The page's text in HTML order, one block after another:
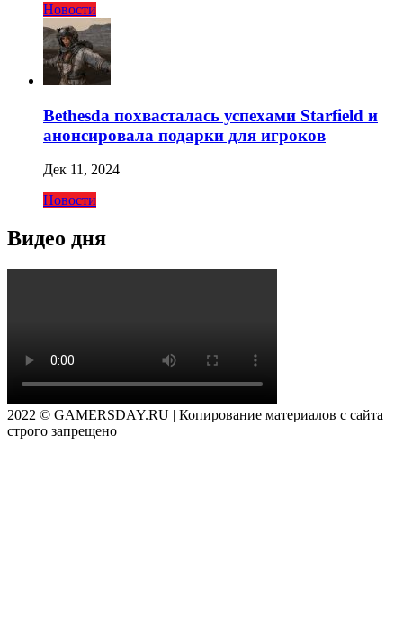
Новости
Bethesda похвасталась успехами Starfield и
анонсировала подарки для игроков
Дек 11, 2024
Новости
Видео дня
2022 © GAMERSDAY.RU | Копирование материалов с сайта
строго запрещено